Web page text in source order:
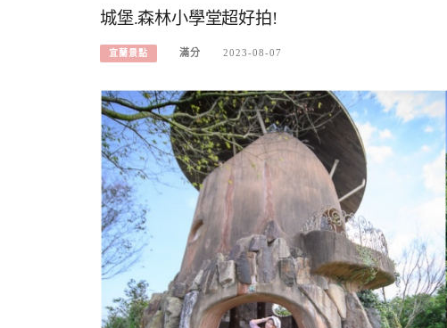
城堡.森林小學堂超好拍!
宜蘭景點 滿分 2023-08-07